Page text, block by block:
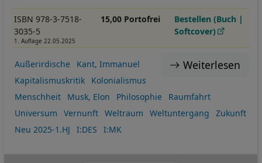
ISBN 978-3-7518-
3035-5
1. Auflage 22.05.2025
15,00 Portofrei
Bestellen (Buch |
Softcover)
Weiterlesen
Außerirdische
Kant, Immanuel
Kapitalismuskritik
Kolonialismus
Menschheit
Musk, Elon Philosophie
Raumfahrt
Universum
Vernunft Weltraum Weltuntergang
Zukunft
Neu 2025-1.HJ
I:DES I:MK